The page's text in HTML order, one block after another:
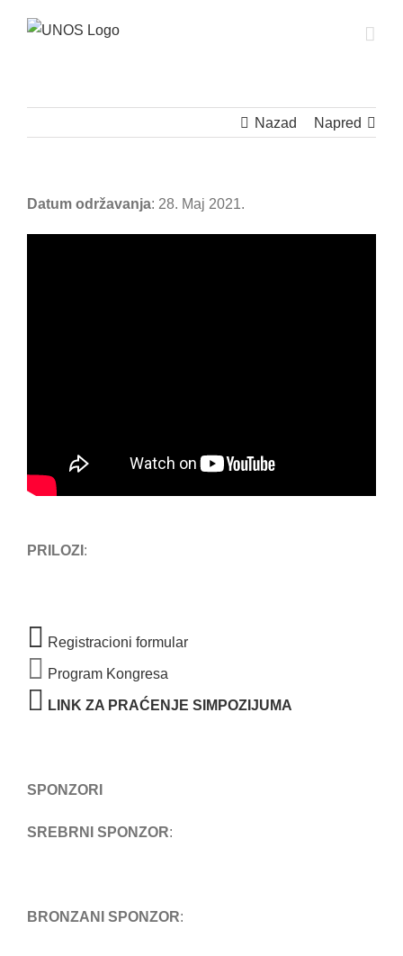
Nazad Napred
Datum održavanja: 28. Maj 2021.
PRILOZI :
Registracioni formular
Program Kongresa
LINK ZA PRAĆENJE SIMPOZIJUMA
SPONZORI
SREBRNI SPONZOR:
BRONZANI SPONZOR: